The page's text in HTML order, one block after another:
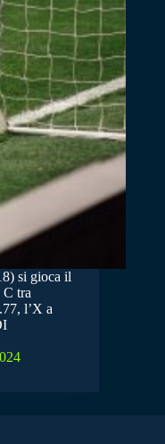
si gioca il
tra
l’X a